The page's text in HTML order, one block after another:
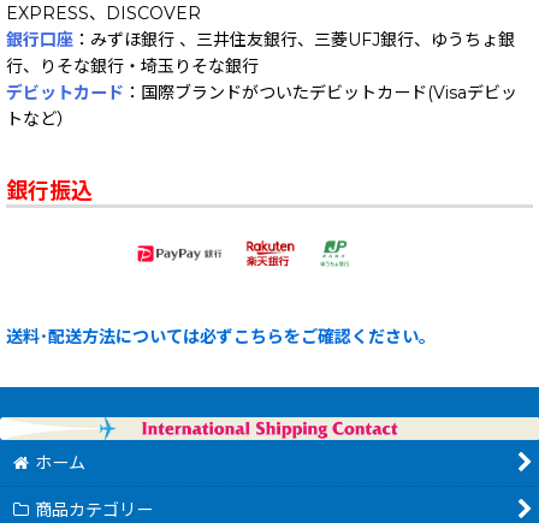
EXPRESS、DISCOVER
銀行口座 ：みずほ銀行 、三井住友銀行、三菱UFJ銀行、ゆうちょ銀
行、りそな銀行・埼玉りそな銀行
デビットカード ：国際ブランドがついたデビットカード(Visaデビッ
トなど）
銀行振込
送料･配送方法については必ずこちらをご確認ください。
ホーム
商品カテゴリー